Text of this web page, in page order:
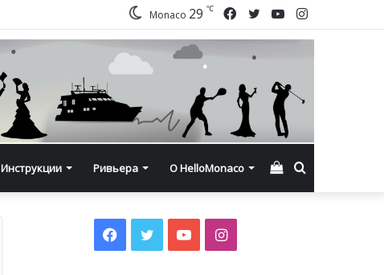
Instagram
YouTube
Twitter
Facebook
Monaco 29 ℃
Инструкции Ривьера О HelloMonaco Смотреть
Facebook
TwitterYouTubeInstagram